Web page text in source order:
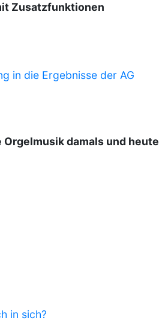
Zusatzfunktionen
in die Ergebnisse der AG
damals und heute
in sich?